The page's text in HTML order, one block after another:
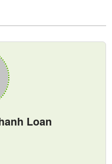
tế Thế giới (WHO),
đơn vị cồn trong một
quá 1 đơn vị cồn
tương đương với
và điều này tương
340 ml) có nồng độ
Loan